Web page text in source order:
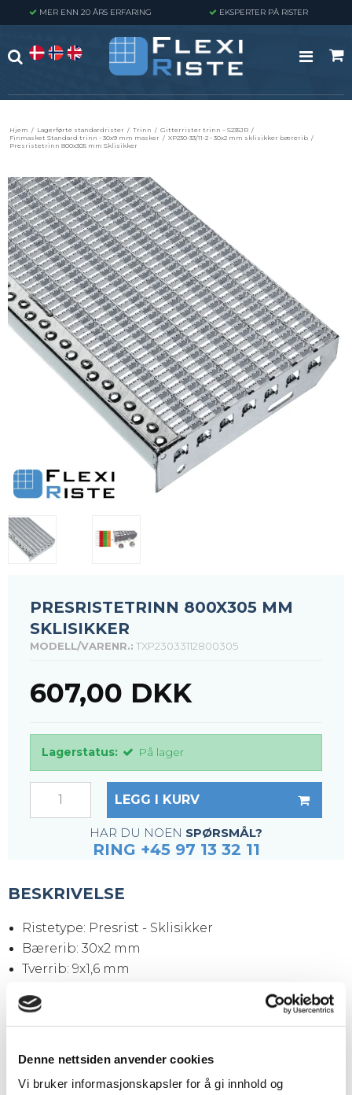
Denne nettsiden anvender cookies
Vi bruker informasjonskapsler for å gi innhold og
MER ENN 20 ÅRS ERFARING EKSPERTER PÅ RISTER
Hjem / Lagerførte standardrister / Trinn / Gitterrister trinn – S235JR /
Finmasket Standard trinn - 30x9 mm masker / XP230-33/11-2 - 30x2 mm sklisikker bærerib /
Presristetrinn 800x305 mm Sklisikker
PRESRISTETRINN 800X305 MM
SKLISIKKER
MODELL/VARENR.: TXP23033112800305
607,00 DKK
Lagerstatus: På lager
LEGG I KURV
HAR DU NOEN SPØRSMÅL?
RING +45 97 13 32 11
BESKRIVELSE
Ristetype: Presrist - Sklisikker
Bærerib: 30x2 mm
Tverrib: 9x1,6 mm
Maskeåpning: 30x9 mm
Sideplater: 70x3 mm